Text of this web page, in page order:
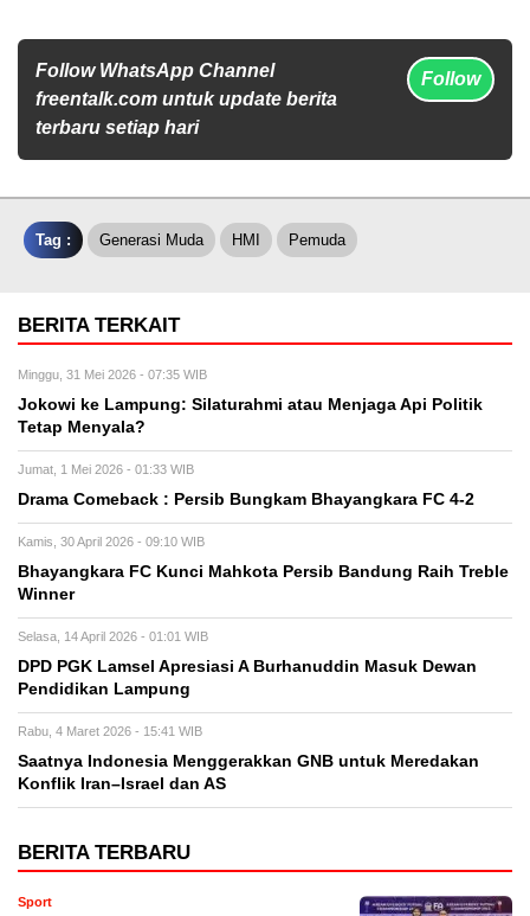
Follow WhatsApp Channel
freentalk.com untuk update berita
terbaru setiap hari
Follow
Tag : Generasi Muda HMI Pemuda
BERITA TERKAIT
Minggu, 31 Mei 2026 - 07:35 WIB
Jokowi ke Lampung: Silaturahmi atau Menjaga Api Politik
Tetap Menyala?
Jumat, 1 Mei 2026 - 01:33 WIB
Drama Comeback : Persib Bungkam Bhayangkara FC 4-2
Kamis, 30 April 2026 - 09:10 WIB
Bhayangkara FC Kunci Mahkota Persib Bandung Raih Treble
Winner
Selasa, 14 April 2026 - 01:01 WIB
DPD PGK Lamsel Apresiasi A Burhanuddin Masuk Dewan
Pendidikan Lampung
Rabu, 4 Maret 2026 - 15:41 WIB
Saatnya Indonesia Menggerakkan GNB untuk Meredakan
Konflik Iran–Israel dan AS
BERITA TERBARU
Sport